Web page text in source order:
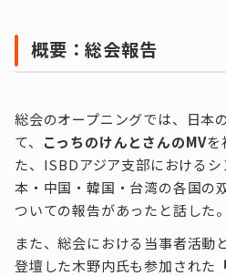
概要：総会報告
総会のオープニングでは、日本
て、
こっちのけんとさんのMVを
た、ISBDアジア支部における
本・中国・韓国・台湾の各国の
ついての報告があったと話した。
また、総会における当事者活動
登壇した木野内氏も参加された